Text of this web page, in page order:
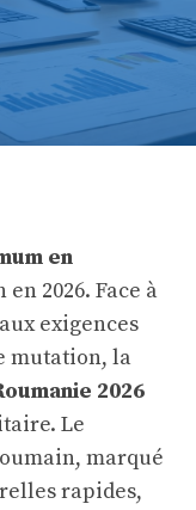
en
2026. Face à
exigences
mutation, la
2026
Le
marqué
rapides,